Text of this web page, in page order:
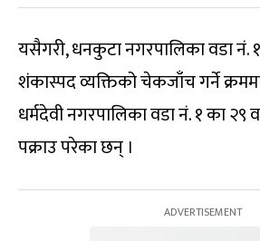
यसैगरी, धनकुटा नगरपालिका वडा नं.
शंकास्पद व्यक्तिको चेकजाँच गर्ने
धर्मदेवी नगरपालिका वडा नं. १ का २९
पक्राउ परेका छन् ।